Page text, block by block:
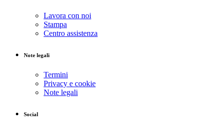
Lavora con noi
Stampa
Centro assistenza
Note legali
Termini
Privacy e cookie
Note legali
Social